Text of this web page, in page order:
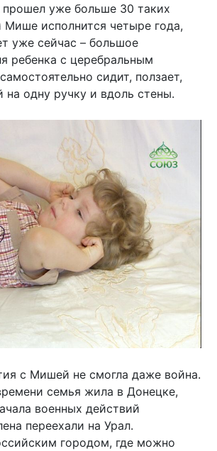
прошел уже больше 30 таких
Мише исполнится четыре года,
уже сейчас – большое
ребенка с церебральным
сидит, ползает,
на одну ручку и вдоль стены.
с Мишей не смогла даже война.
семья жила в Донецке,
военных действий
переехали на Урал.
городом, где можно